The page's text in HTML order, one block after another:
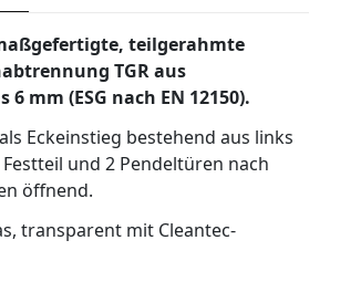
teilgerahmte
TGR aus
mm (ESG nach EN 12150).
Eckeinstieg bestehend aus links
und 2 Pendeltüren nach
öffnend.
transparent mit Cleantec-